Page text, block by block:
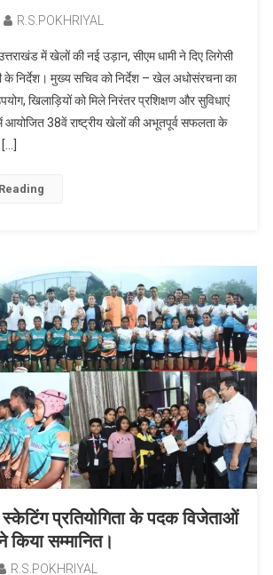
R.S.POKHRIYAL
में खेलों की नई उड़ान, सीएम धामी ने दिए लिगेसी
के निर्देश। मुख्य सचिव को निर्देश – खेल अधोसंरचना का
खिलाड़ियों को मिले निरंतर प्रशिक्षण और सुविधाएं
आयोजित 38वें राष्ट्रीय खेलों की अभूतपूर्व सफलता के
[…]
प्रतियोगिता के पदक विजेताओं
सम्मानित।
R.S.POKHRIYAL